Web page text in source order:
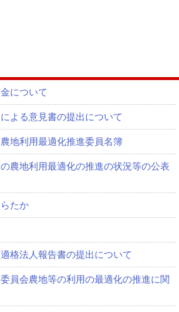
について
よる意見書の提出について
地利用最適化推進委員名簿
農地利用最適化の推進の状況等の公表
たか
格法人報告書の提出について
員会農地等の利用の最適化の推進に関